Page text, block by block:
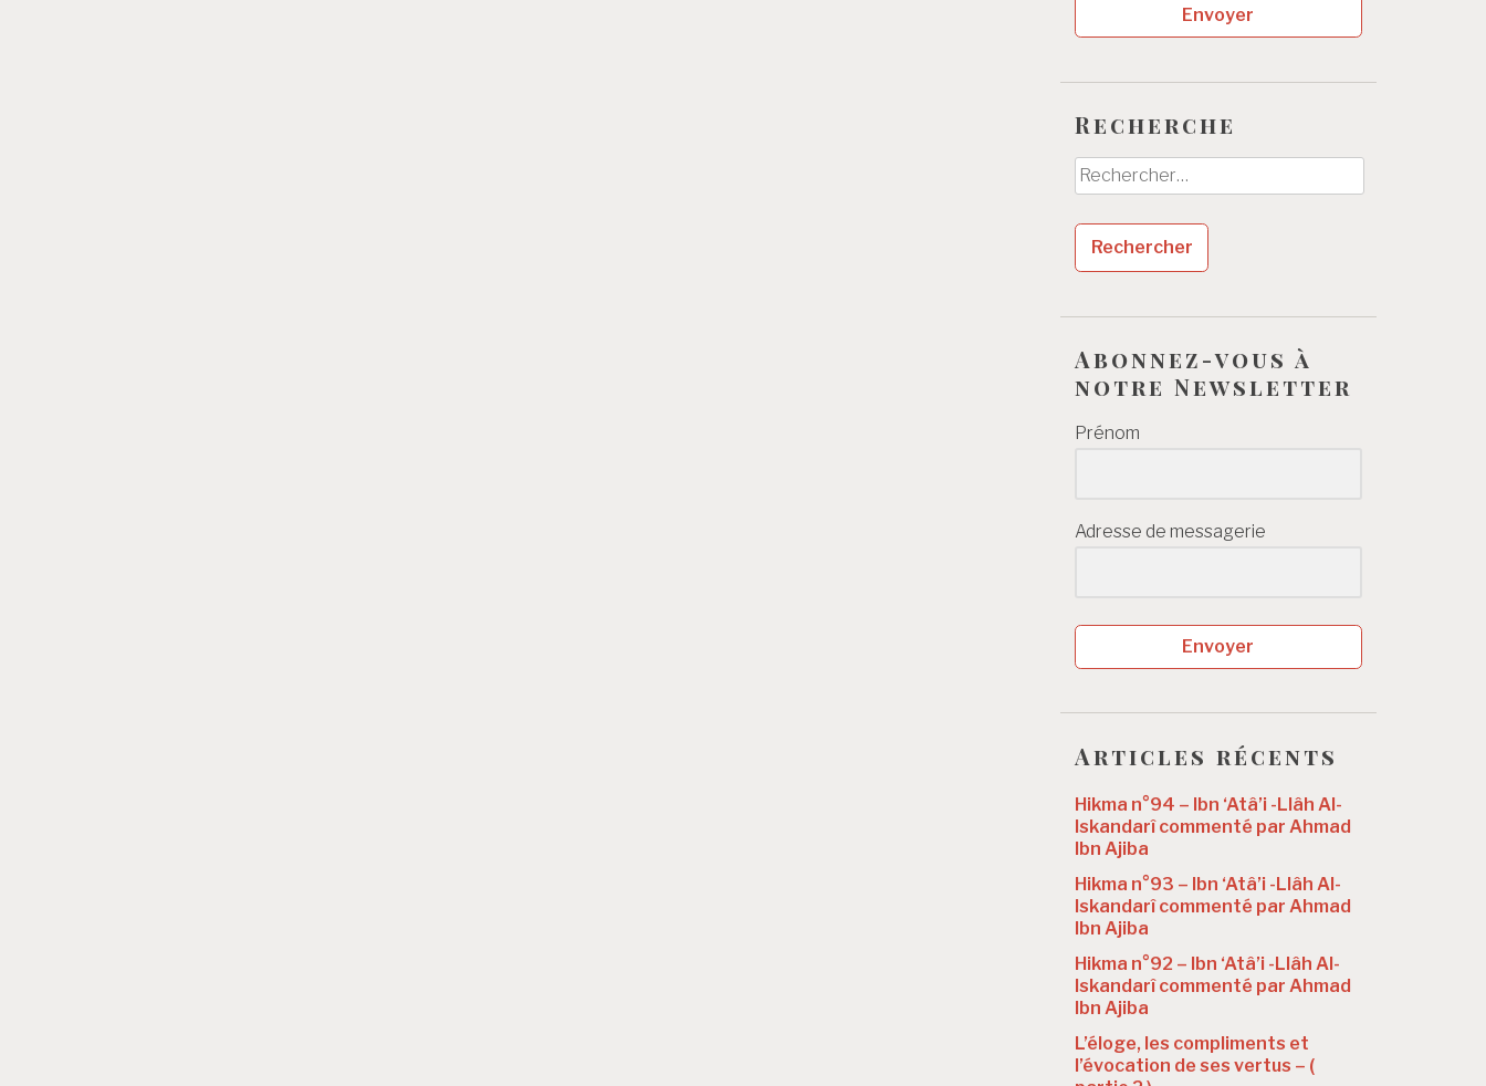
Envoyer
Recherche
Rechercher :
Abonnez-vous à
notre Newsletter
Prénom
Adresse de messagerie
Envoyer
Articles récents
Hikma n°94 – Ibn ‘Atâ’i -Llâh Al-
Iskandarî commenté par Ahmad
Ibn Ajiba
Hikma n°93 – Ibn ‘Atâ’i -Llâh Al-
Iskandarî commenté par Ahmad
Ibn Ajiba
Hikma n°92 – Ibn ‘Atâ’i -Llâh Al-
Iskandarî commenté par Ahmad
Ibn Ajiba
L’éloge, les compliments et
l’évocation de ses vertus – (